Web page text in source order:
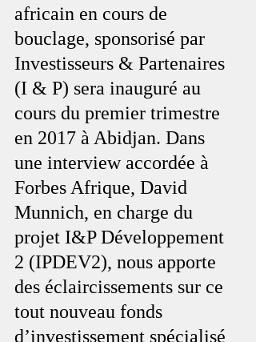
africain en cours de
bouclage, sponsorisé par
Investisseurs & Partenaires
(I & P) sera inauguré au
cours du premier trimestre
en 2017 à Abidjan. Dans
une interview accordée à
Forbes Afrique, David
Munnich, en charge du
projet I&P Développement
2 (IPDEV2), nous apporte
des éclaircissements sur ce
tout nouveau fonds
d’investissement spécialisé